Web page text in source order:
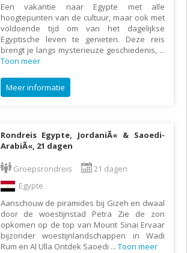
Een vakantie naar Egypte met alle
hoogtepunten van de cultuur, maar ook met
voldoende tijd om van het dagelijkse
Egyptische leven te genieten. Deze reis
brengt je langs mysterieuze geschiedenis, ...
Toon meer
Meer informatie
Rondreis Egypte, JordaniÃ« & Saoedi-
ArabiÃ«, 21 dagen
Groepsrondreis
21 dagen
Egypte
Aanschouw de piramides bij Gizeh en dwaal
door de woestijnstad Petra Zie de zon
opkomen op de top van Mount Sinai Ervaar
bijzonder woestijnlandschappen in Wadi
Rum en Al Ulla Ontdek Saoedi ... Toon meer